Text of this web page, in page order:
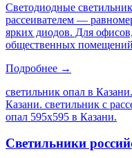
Светодиодные
рассеивателем —
ярких диодов. Для
общественных
Подробнее →
светильник опал в
Казани. светильник с
опал 595х595 в Казани.
Светильники